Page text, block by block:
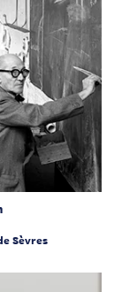
Sèvres